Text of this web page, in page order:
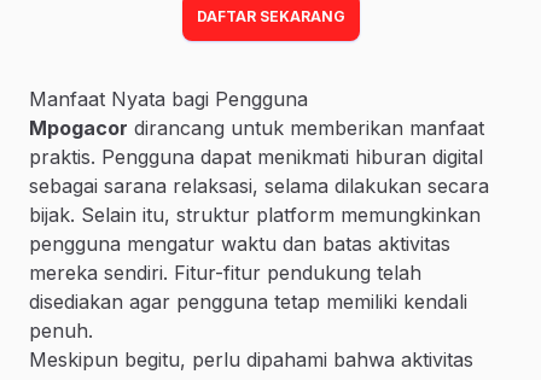
DAFTAR SEKARANG
Manfaat Nyata bagi Pengguna
Mpogacor dirancang untuk memberikan manfaat
praktis. Pengguna dapat menikmati hiburan digital
sebagai sarana relaksasi, selama dilakukan secara
bijak. Selain itu, struktur platform memungkinkan
pengguna mengatur waktu dan batas aktivitas
mereka sendiri. Fitur-fitur pendukung telah
disediakan agar pengguna tetap memiliki kendali
penuh.
Meskipun begitu, perlu dipahami bahwa aktivitas